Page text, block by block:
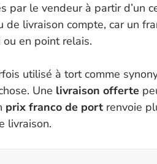
par le vendeur à partir d’un
de livraison compte, car un
ou en point relais.
utilisé à tort comme
Une livraison offerte
prix franco de port renvoie
livraison.